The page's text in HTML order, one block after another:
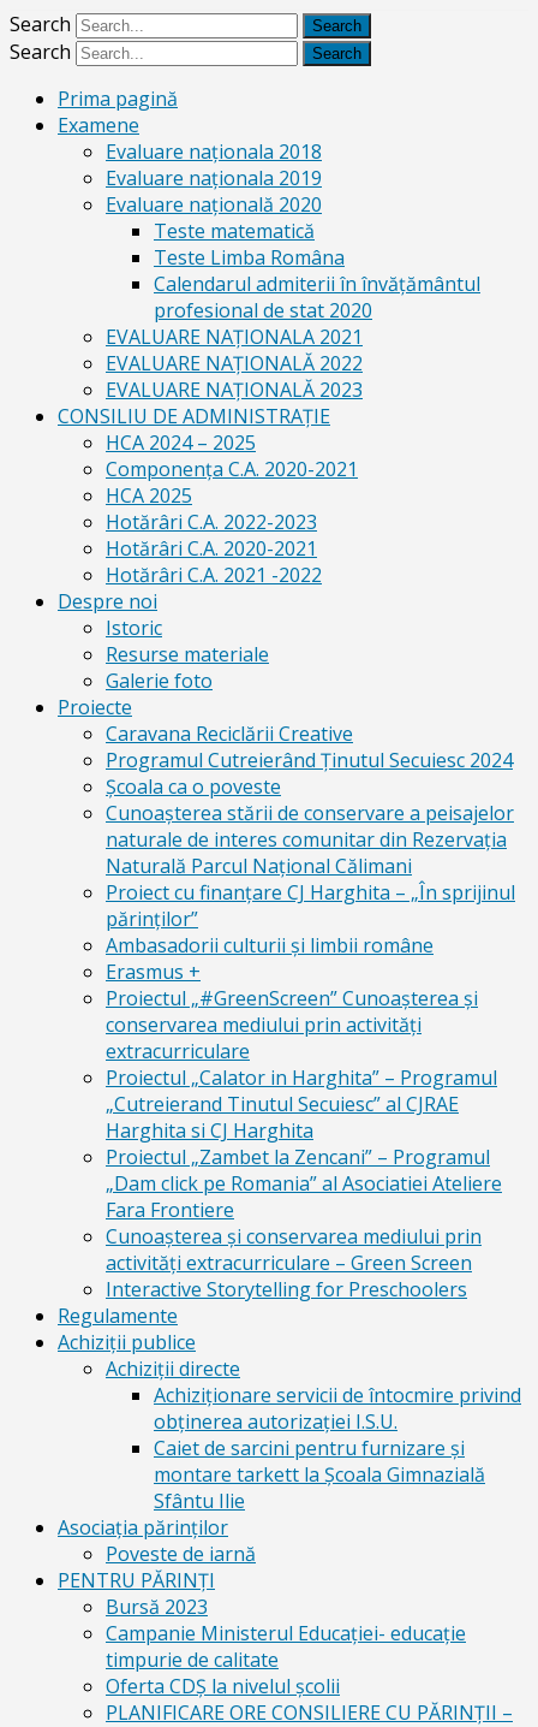
Search
Search
Prima pagină
Examene
Evaluare naționala 2018
Evaluare naționala 2019
Evaluare națională 2020
Teste matematică
Teste Limba Româna
Calendarul admiterii în învăţământul
profesional de stat 2020
EVALUARE NAȚIONALA 2021
EVALUARE NAŢIONALĂ 2022
EVALUARE NAŢIONALĂ 2023
CONSILIU DE ADMINISTRAȚIE
HCA 2024 – 2025
Componența C.A. 2020-2021
HCA 2025
Hotărâri C.A. 2022-2023
Hotărâri C.A. 2020-2021
Hotărâri C.A. 2021 -2022
Despre noi
Istoric
Resurse materiale
Galerie foto
Proiecte
Caravana Reciclării Creative
Programul Cutreierând Ținutul Secuiesc 2024
Școala ca o poveste
Cunoaşterea stării de conservare a peisajelor
naturale de interes comunitar din Rezervaţia
Naturală Parcul Naţional Călimani
Proiect cu finanţare CJ Harghita – „În sprijinul
părinţilor”
Ambasadorii culturii și limbii române
Erasmus +
Proiectul „#GreenScreen” Cunoașterea şi
conservarea mediului prin activităţi
extracurriculare
Proiectul „Calator in Harghita” – Programul
„Cutreierand Tinutul Secuiesc” al CJRAE
Harghita si CJ Harghita
Proiectul „Zambet la Zencani” – Programul
„Dam click pe Romania” al Asociatiei Ateliere
Fara Frontiere
Cunoașterea și conservarea mediului prin
activități extracurriculare – Green Screen
Interactive Storytelling for Preschoolers
Regulamente
Achiziții publice
Achiziții directe
Achiziționare servicii de întocmire privind
obținerea autorizației I.S.U.
Caiet de sarcini pentru furnizare și
montare tarkett la Școala Gimnazială
Sfântu Ilie
Asociația părinților
Poveste de iarnă
PENTRU PĂRINȚI
Bursă 2023
Campanie Ministerul Educației- educație
timpurie de calitate
Oferta CDŞ la nivelul şcolii
PLANIFICARE ORE CONSILIERE CU PĂRINȚII –